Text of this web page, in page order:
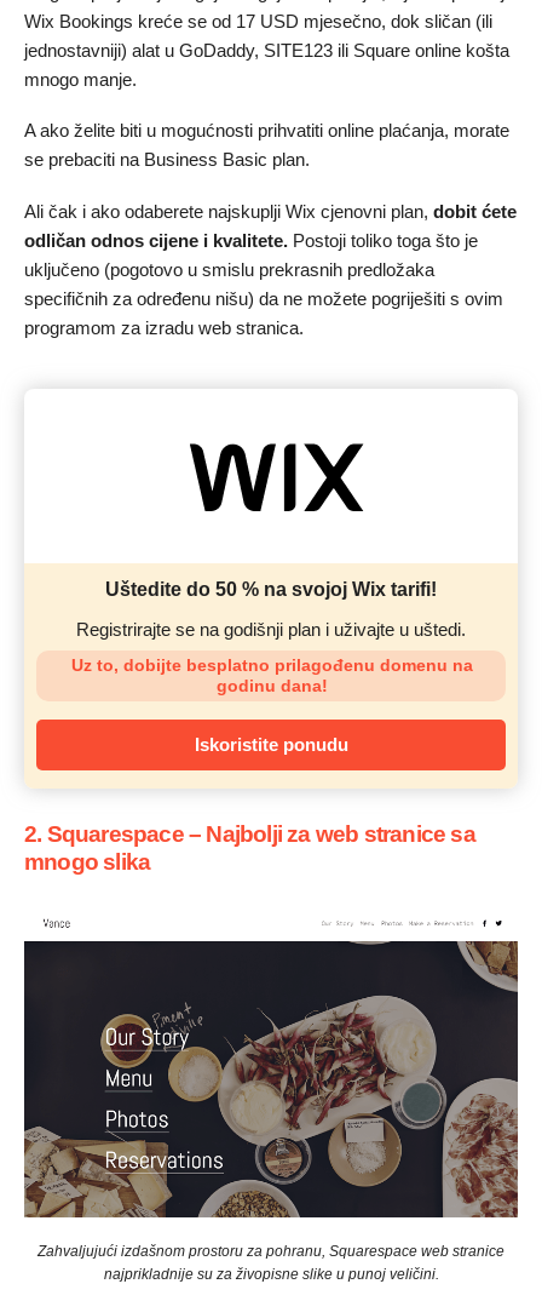
Wix Bookings kreće se od 17 USD mjesečno, dok sličan (ili
jednostavniji) alat u GoDaddy, SITE123 ili Square online košta
mnogo manje.
A ako želite biti u mogućnosti prihvatiti online plaćanja, morate
se prebaciti na Business Basic plan.
Ali čak i ako odaberete najskuplji Wix cjenovni plan, dobit ćete
odličan odnos cijene i kvalitete. Postoji toliko toga što je
uključeno (pogotovo u smislu prekrasnih predložaka
specifičnih za određenu nišu) da ne možete pogriješiti s ovim
programom za izradu web stranica.
Uštedite do 50 % na svojoj Wix tarifi!
Registrirajte se na godišnji plan i uživajte u uštedi.
Uz to, dobijte besplatno prilagođenu domenu na
godinu dana!
Iskoristite ponudu
2. Squarespace – Najbolji za web stranice sa
mnogo slika
Zahvaljujući izdašnom prostoru za pohranu, Squarespace web stranice
najprikladnije su za živopisne slike u punoj veličini.